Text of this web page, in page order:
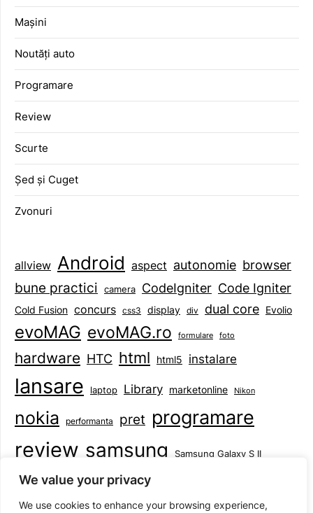
We value your privacy
We use cookies to enhance your browsing experience,
Mașini
Noutăți auto
Programare
Review
Scurte
Șed și Cuget
Zvonuri
allview Android aspect autonomie browser
bune practici camera CodeIgniter Code Igniter
Cold Fusion concurs css3 display div dual core Evolio
evoMAG evoMAG.ro formulare foto
hardware HTC html html5 instalare
lansare laptop Library marketonline Nikon
nokia performanta pret programare
review samsung Samsung Galaxy S II
smartphone specificatii standarde